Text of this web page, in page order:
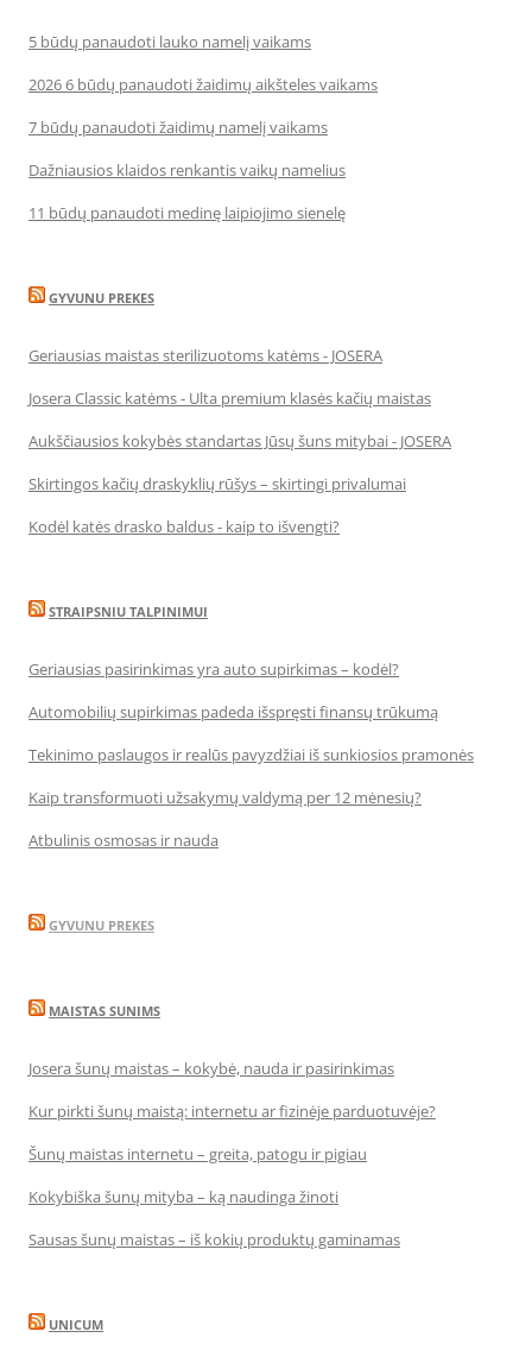
5 būdų panaudoti lauko namelį vaikams
2026 6 būdų panaudoti žaidimų aikšteles vaikams
7 būdų panaudoti žaidimų namelį vaikams
Dažniausios klaidos renkantis vaikų namelius
11 būdų panaudoti medinę laipiojimo sienelę
GYVUNU PREKES
Geriausias maistas sterilizuotoms katėms - JOSERA
Josera Classic katėms - Ulta premium klasės kačių maistas
Aukščiausios kokybės standartas Jūsų šuns mitybai - JOSERA
Skirtingos kačių draskyklių rūšys – skirtingi privalumai
Kodėl katės drasko baldus - kaip to išvengti?
STRAIPSNIU TALPINIMUI
Geriausias pasirinkimas yra auto supirkimas – kodėl?
Automobilių supirkimas padeda išspręsti finansų trūkumą
Tekinimo paslaugos ir realūs pavyzdžiai iš sunkiosios pramonės
Kaip transformuoti užsakymų valdymą per 12 mėnesių?
Atbulinis osmosas ir nauda
GYVUNU PREKES
MAISTAS SUNIMS
Josera šunų maistas – kokybė, nauda ir pasirinkimas
Kur pirkti šunų maistą: internetu ar fizinėje parduotuvėje?
Šunų maistas internetu – greita, patogu ir pigiau
Kokybiška šunų mityba – ką naudinga žinoti
Sausas šunų maistas – iš kokių produktų gaminamas
UNICUM